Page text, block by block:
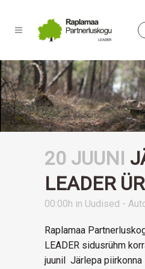
20 JUUNI
LEADER
00:00h in Uudised -
Raplamaa
LEADER sidusrühm
juunil Järlepa